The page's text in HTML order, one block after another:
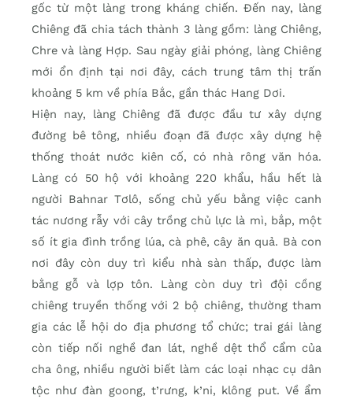
gốc từ một làng trong kháng chiến. Đến nay, làng
Chiêng đã chia tách thành 3 làng gồm: làng Chiêng,
Chre và làng Hợp. Sau ngày giải phóng, làng Chiêng
mới ổn định tại nơi đây, cách trung tâm thị trấn
khoảng 5 km về phía Bắc, gần thác Hang Dơi.
Hiện nay, làng Chiêng đã được đầu tư xây dựng
đường bê tông, nhiều đoạn đã được xây dựng hệ
thống thoát nước kiên cố, có nhà rông văn hóa.
Làng có 50 hộ với khoảng 220 khẩu, hầu hết là
người Bahnar Tơlô, sống chủ yếu bằng việc canh
tác nương rẫy với cây trồng chủ lực là mì, bắp, một
số ít gia đình trồng lúa, cà phê, cây ăn quả. Bà con
nơi đây còn duy trì kiểu nhà sàn thấp, được làm
bằng gỗ và lợp tôn. Làng còn duy trì đội cồng
chiêng truyền thống với 2 bộ chiêng, thường tham
gia các lễ hội do địa phương tổ chức; trai gái làng
còn tiếp nối nghề đan lát, nghề dệt thổ cẩm của
cha ông, nhiều người biết làm các loại nhạc cụ dân
tộc như đàn goong, t’rưng, k’ni, klông put. Về ẩm